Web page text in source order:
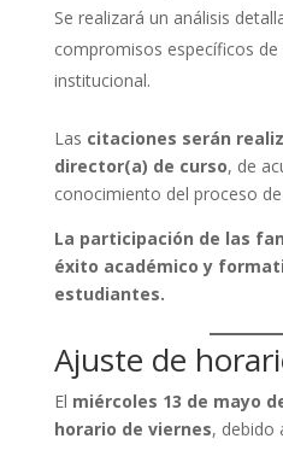
Se realizará un análisis
compromisos específicos
institucional.
Las citaciones serán
director(a) de curso, de
conocimiento del proceso
La participación de las
éxito académico y
estudiantes.
Ajuste de
El miércoles 13 de mayo
horario de viernes, debido